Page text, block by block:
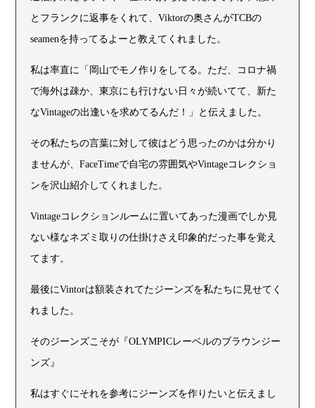
とフランクに返事をくれて、Viktorの奥さんがTCBの
seamenを持ってるよーと教えてくれました。
私は率直に「岡山でモノ作りをしてる。ただ、コロナ禍
で海外は疎か、東京にも行けない日々が続いてて、新た
なVintageの出逢いを求めてるんだ！」と伝えました。
その私たちの言葉に対して彼はどう思ったのかは分かり
ませんが、FaceTimeで自宅の雰囲気やVintageコレクショ
ンを沢山紹介してくれました。
Vintageコレクションルームに置いてあった漫画でしか見
ない様なネズミ取りの仕掛けさえ印象的だった事を覚え
てます。
最後にVintorは額装されてたジーンズを私たちに見せてく
れました。
そのジーンズこそが『OLYMPICレーベルのブラウンジー
ンズ』
私はすぐにそれを参考にジーンズを作りたいと伝えまし